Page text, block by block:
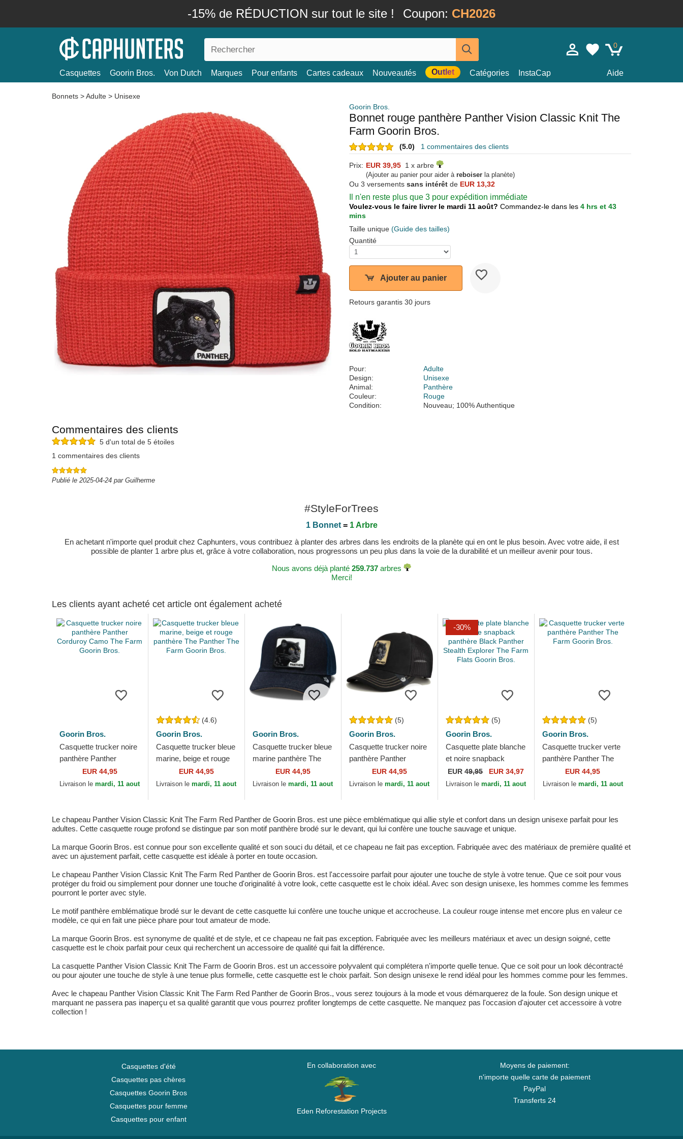
-15% de RÉDUCTION sur tout le site ! Coupon: CH2026
0
Casquettes Goorin Bros. Von Dutch Marques Pour enfants Cartes cadeaux Nouveautés Outlet Catégories InstaCap Aide
Bonnets >Adulte > Unisexe
Goorin Bros.
Bonnet rouge panthère Panther Vision Classic Knit The
Farm Goorin Bros.
(5.0) 1 commentaires des clients
Prix: EUR 39,95 1 x arbre
(Ajouter au panier pour aider à reboiser la planète)
Ou 3 versements sans intérêt de EUR 13,32
Il n'en reste plus que 3 pour expédition immédiate
Voulez-vous le faire livrer le mardi 11 août? Commandez-le dans les 4 hrs et 43
mins
Taille unique (Guide des tailles)
Quantité
Ajouter au panier
Retours garantis 30 jours
Pour:
Adulte
Design:
Unisexe
Animal:
Panthère
Couleur:
Rouge
Condition:
Nouveau; 100% Authentique
Commentaires des clients
5 d'un total de 5 étoiles
1 commentaires des clients
Publié le 2025-04-24 par Guilherme
#StyleForTrees
1 Bonnet= 1 Arbre
En achetant n'importe quel produit chez Caphunters, vous contribuez à planter des arbres dans les endroits de la planète qui en ont le plus besoin. Avec votre aide, il est
possible de planter 1 arbre plus et, grâce à votre collaboration, nous progressons un peu plus dans la voie de la durabilité et un meilleur avenir pour tous.
Nous avons déjà planté 259.737 arbres
Merci!
Les clients ayant acheté cet article ont également acheté
Goorin Bros.
Casquette trucker noire
panthère Panther
Corduroy Camo The
Farm Goorin Bros.
EUR 44,95
Livraison lemardi, 11 aout
(4.6)
Goorin Bros.
Casquette trucker bleue
marine, beige et rouge
panthère The Panther
The Farm Goorin Bros.
EUR 44,95
Livraison lemardi, 11 aout
Goorin Bros.
Casquette trucker bleue
marine panthère The
Panther Global Core
Denim The Farm Goorin
EUR 44,95
Livraison lemardi, 11 aout
(5)
Goorin Bros.
Casquette trucker noire
panthère Panther
Golden Suede The
Farm Goorin Bros.
EUR 44,95
Livraison lemardi, 11 aout
-30%
(5)
Goorin Bros.
Casquette plate blanche
et noire snapback
panthère Black Panther
Stealth Explorer The
EUR49,95 EUR 34,97
Livraison lemardi, 11 aout
(5)
Goorin Bros.
Casquette trucker verte
panthère Panther The
Farm Goorin Bros.
EUR 44,95
Livraison le mardi, 11 aout
Le chapeau Panther Vision Classic Knit The Farm Red Panther de Goorin Bros. est une pièce emblématique qui allie style et confort dans un design unisexe parfait pour les
adultes. Cette casquette rouge profond se distingue par son motif panthère brodé sur le devant, qui lui confère une touche sauvage et unique.
La marque Goorin Bros. est connue pour son excellente qualité et son souci du détail, et ce chapeau ne fait pas exception. Fabriquée avec des matériaux de première qualité et
avec un ajustement parfait, cette casquette est idéale à porter en toute occasion.
Le chapeau Panther Vision Classic Knit The Farm Red Panther de Goorin Bros. est l'accessoire parfait pour ajouter une touche de style à votre tenue. Que ce soit pour vous
protéger du froid ou simplement pour donner une touche d'originalité à votre look, cette casquette est le choix idéal. Avec son design unisexe, les hommes comme les femmes
pourront le porter avec style.
Le motif panthère emblématique brodé sur le devant de cette casquette lui confère une touche unique et accrocheuse. La couleur rouge intense met encore plus en valeur ce
modèle, ce qui en fait une pièce phare pour tout amateur de mode.
La marque Goorin Bros. est synonyme de qualité et de style, et ce chapeau ne fait pas exception. Fabriquée avec les meilleurs matériaux et avec un design soigné, cette
casquette est le choix parfait pour ceux qui recherchent un accessoire de qualité qui fait la différence.
La casquette Panther Vision Classic Knit The Farm de Goorin Bros. est un accessoire polyvalent qui complétera n'importe quelle tenue. Que ce soit pour un look décontracté
ou pour ajouter une touche de style à une tenue plus formelle, cette casquette est le choix parfait. Son design unisexe le rend idéal pour les hommes comme pour les femmes.
Avec le chapeau Panther Vision Classic Knit The Farm Red Panther de Goorin Bros., vous serez toujours à la mode et vous démarquerez de la foule. Son design unique et
marquant ne passera pas inaperçu et sa qualité garantit que vous pourrez profiter longtemps de cette casquette. Ne manquez pas l'occasion d'ajouter cet accessoire à votre
collection !
Casquettes d'été
Casquettes pas chères
Casquettes Goorin Bros
Casquettes pour femme
Casquettes pour enfant
En collaboration avec
Eden Reforestation Projects
Moyens de paiement:
n'importe quelle carte de paiement
PayPal
Transferts 24